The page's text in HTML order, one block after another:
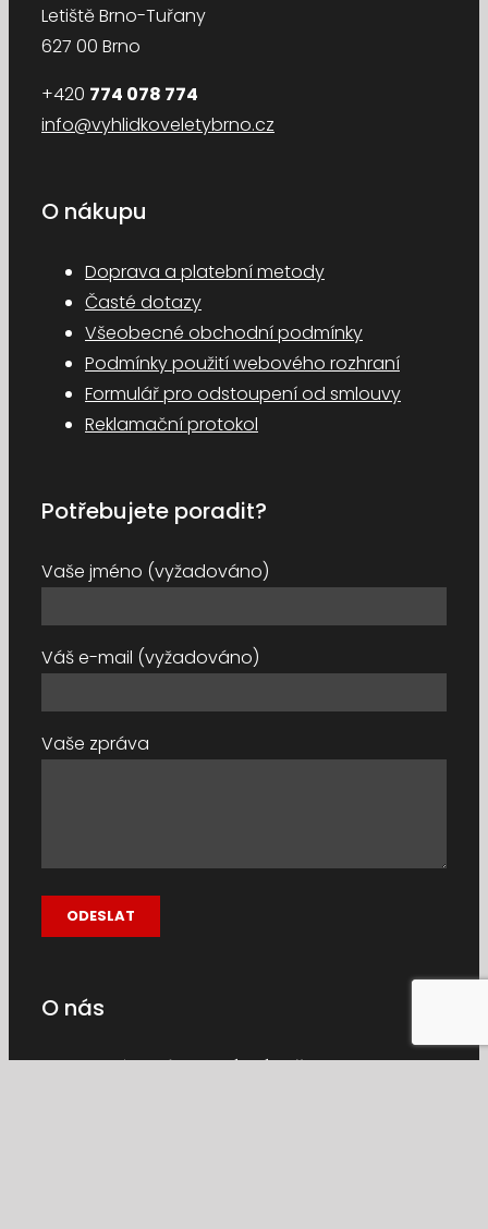
Letiště Brno-Tuřany
627 00 Brno
+420 774 078 774
info@vyhlidkoveletybrno.cz
O nákupu
Doprava a platební metody
Časté dotazy
Všeobecné obchodní podmínky
Podmínky použití webového rozhraní
Formulář pro odstoupení od smlouvy
Reklamační protokol
Potřebujete poradit?
Vaše jméno (vyžadováno)
Váš e-mail (vyžadováno)
Vaše zpráva
O nás
Co je našímtajemstvím úspěchu?